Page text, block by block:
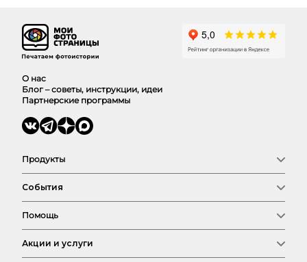
О нас
Блог – советы, инструкции, идеи
Партнерские программы
Продукты
Фото
Календари
Выпускные
Сертификат
Магазин
События
Семья
Любовь
Детские
Свадьба
Помощь
Оплата и доставка
FAQ
Акции и услуги